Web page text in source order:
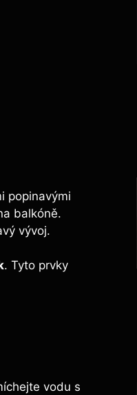
popinavými
balkóně.
vývoj.
. Tyto prvky
vodu s